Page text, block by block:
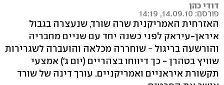
דודי כהן
פורסם: 14.09.10, 14:19
האזרחית האמריקנית שרה שורד, שנעצרה בגבול
איראן-עיראק לפני כשנה יחד עם שניים מחבריה
והורשעה בריגול - שוחררה מכלאה והועברה לשגרירות
שוויץ בטהרן - כך דיווחו בצהריים (יום ג') אמצעי
תקשורת איראניים ואמריקניים. עורך דינה של שורד